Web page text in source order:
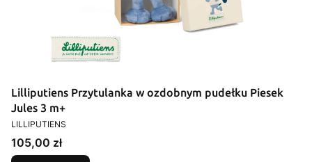
Lilliputiens Przytulanka w ozdobnym pudełku Piesek
Jules 3 m+
PRODUCENT
LILLIPUTIENS
Cena
105,00 zł